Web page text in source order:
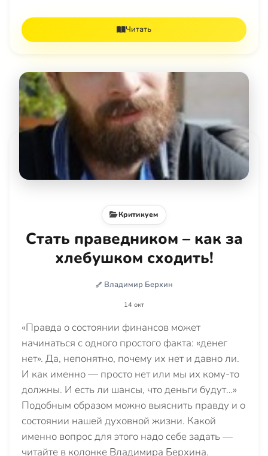
Читать
Критикуем
Стать праведником – как за
хлебушком сходить!
Владимир Берхин
14 окт
«Правда о состоянии финансов может
начинаться с одного простого факта: «денег
нет». Да, непонятно, почему их нет и давно ли.
И как именно — просто нет или мы их кому-то
должны. И есть ли шансы, что деньги будут…»
Подобным образом можно выяснить правду и о
состоянии нашей духовной жизни. Какой
именно вопрос для этого надо себе задать —
читайте в колонке Владимира Берхина.